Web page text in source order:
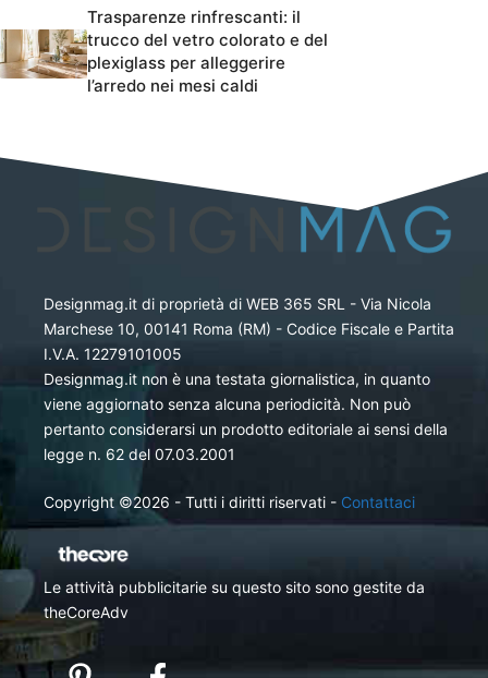
Trasparenze rinfrescanti: il
trucco del vetro colorato e del
plexiglass per alleggerire
l’arredo nei mesi caldi
Designmag.it di proprietà di WEB 365 SRL - Via Nicola
Marchese 10, 00141 Roma (RM) - Codice Fiscale e Partita
I.V.A. 12279101005
Designmag.it non è una testata giornalistica, in quanto
viene aggiornato senza alcuna periodicità. Non può
pertanto considerarsi un prodotto editoriale ai sensi della
legge n. 62 del 07.03.2001
Copyright ©2026 - Tutti i diritti riservati - Contattaci
Le attività pubblicitarie su questo sito sono gestite da
theCoreAdv